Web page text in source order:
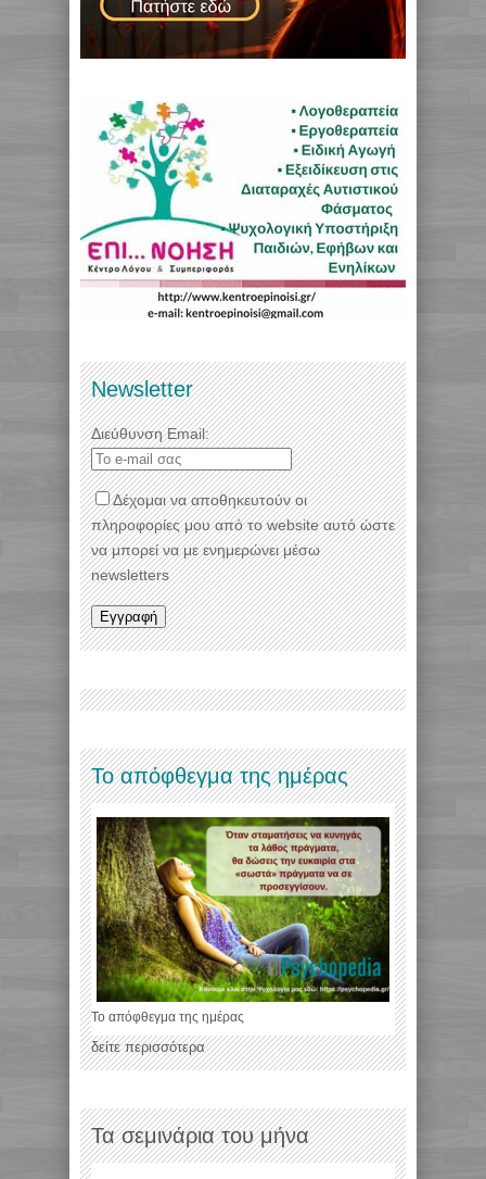
Newsletter
Διεύθυνση Email:
Δέχομαι να αποθηκευτούν οι
πληροφορίες μου από το website αυτό ώστε
να μπορεί να με ενημερώνει μέσω
newsletters
Το απόφθεγμα της ημέρας
Το απόφθεγμα της ημέρας
δείτε περισσότερα
Τα σεμινάρια του μήνα